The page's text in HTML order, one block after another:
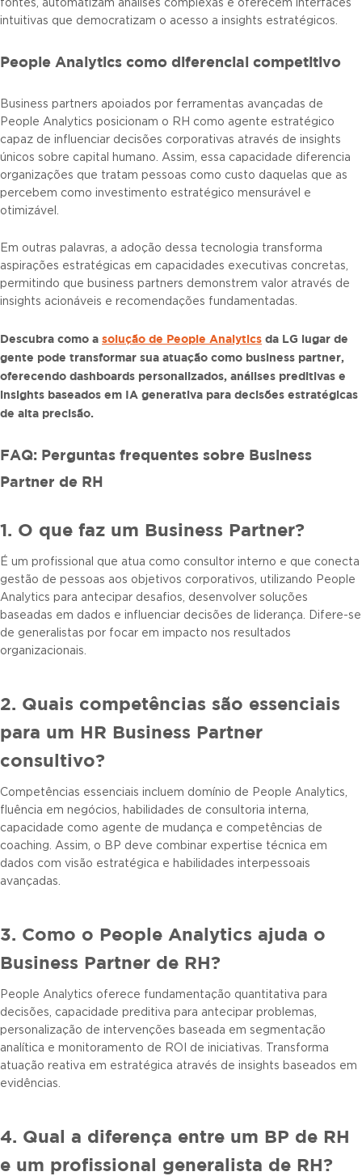
fontes, automatizam análises complexas e oferecem interfaces
intuitivas que democratizam o acesso a insights estratégicos.
People Analytics como diferencial competitivo
Business partners apoiados por ferramentas avançadas de
People Analytics posicionam o RH como agente estratégico
capaz de influenciar decisões corporativas através de insights
únicos sobre capital humano. Assim, essa capacidade diferencia
organizações que tratam pessoas como custo daquelas que as
percebem como investimento estratégico mensurável e
otimizável.
Em outras palavras, a adoção dessa tecnologia transforma
aspirações estratégicas em capacidades executivas concretas,
permitindo que business partners demonstrem valor através de
insights acionáveis e recomendações fundamentadas.
Descubra como a solução de People Analytics da LG lugar de
gente pode transformar sua atuação como business partner,
oferecendo dashboards personalizados, análises preditivas e
insights baseados em IA generativa para decisões estratégicas
de alta precisão.
FAQ: Perguntas frequentes sobre Business
Partner de RH
1. O que faz um Business Partner?
É um profissional que atua como consultor interno e que conecta
gestão de pessoas aos objetivos corporativos, utilizando People
Analytics para antecipar desafios, desenvolver soluções
baseadas em dados e influenciar decisões de liderança. Difere-se
de generalistas por focar em impacto nos resultados
organizacionais.
2. Quais competências são essenciais
para um HR Business Partner
consultivo?
Competências essenciais incluem domínio de People Analytics,
fluência em negócios, habilidades de consultoria interna,
capacidade como agente de mudança e competências de
coaching. Assim, o BP deve combinar expertise técnica em
dados com visão estratégica e habilidades interpessoais
avançadas.
3. Como o People Analytics ajuda o
Business Partner de RH?
People Analytics oferece fundamentação quantitativa para
decisões, capacidade preditiva para antecipar problemas,
personalização de intervenções baseada em segmentação
analítica e monitoramento de ROI de iniciativas. Transforma
atuação reativa em estratégica através de insights baseados em
evidências.
4. Qual a diferença entre um BP de RH
e um profissional generalista de RH?